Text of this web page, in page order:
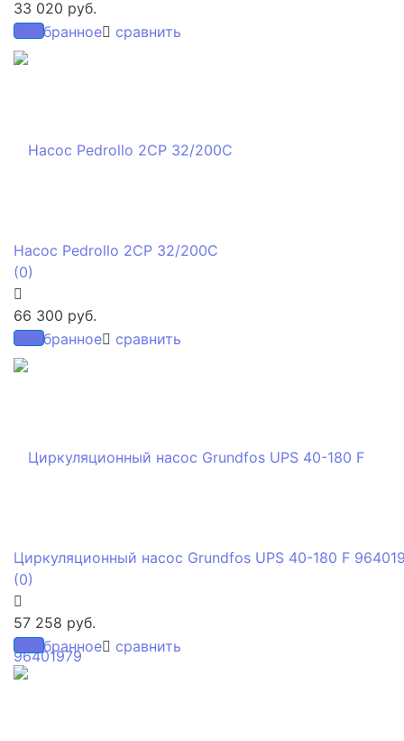
избранное сравнить
33 020 руб.
избранное сравнить
Насос Pedrollo 2CP 32/200C
(0)
66 300 руб.
избранное сравнить
Циркуляционный насос Grundfos UPS 40-180 F
(0)
57 258 руб.